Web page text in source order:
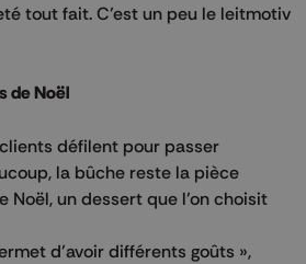
tout fait. C’est un peu le leitmotiv
de Noël
défilent pour passer
la bûche reste la pièce
Noël, un dessert que l’on choisit
d’avoir différents goûts »,